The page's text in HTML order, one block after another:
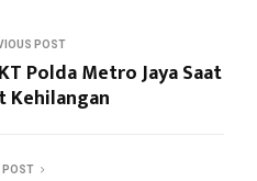
POST
Polda Metro Jaya Saat
Kehilangan
POST